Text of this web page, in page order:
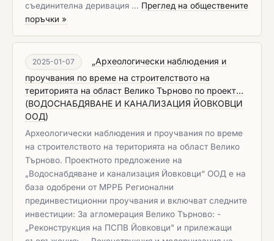
съединителна деривация … Преглед на обществените
поръчки »
2025-01-07
„Археологически наблюдения и
проучвания по време на строителството на
територията на област Велико Търново по проект...
(ВОДОСНАБДЯВАНЕ И КАНАЛИЗАЦИЯ ЙОВКОВЦИ
ООД)
Археологически наблюдения и проучвания по време
на строителството на територията на област Велико
Търново. Проектното предложение на
„Водоснабдяване и канализация Йовковци“ ООД е на
база одобрени от МРРБ Регионални
прединвестиционни проучвания и включват следните
инвестиции: За агломерация Велико Търново: -
„Реконструкция на ПСПВ Йовковци" и прилежащи